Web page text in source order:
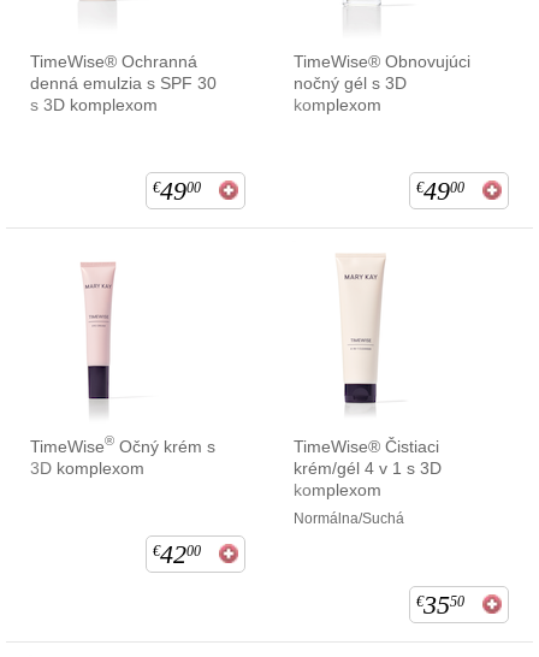
TimeWise® Ochranná
denná emulzia s SPF 30
s 3D komplexom
€4900
TimeWise® Obnovujúci
nočný gél s 3D
komplexom
€4900
TimeWise® Očný krém s
3D komplexom
€4200
TimeWise® Čistiaci
krém/gél 4 v 1 s 3D
komplexom
Normálna/Suchá
€3550